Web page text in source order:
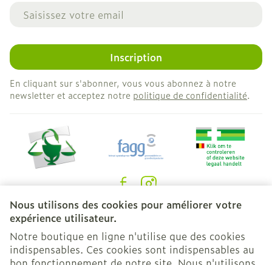
Nous utilisons des cookies pour améliorer votre
expérience utilisateur.
Notre boutique en ligne n'utilise que des cookies
indispensables. Ces cookies sont indispensables au
Adresse mail
Inscription
En cliquant sur s'abonner, vous vous abonnez à notre
newsletter et acceptez notre politique de confidentialité.
Liens légaux